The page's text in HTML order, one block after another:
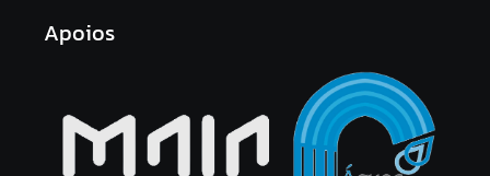
Apoios